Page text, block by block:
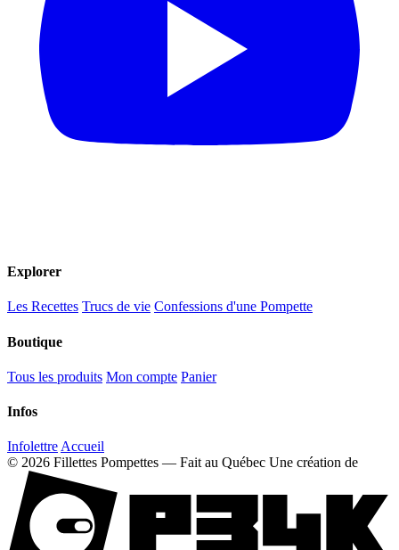
Explorer
Les Recettes Trucs de vie Confessions d'une Pompette
Boutique
Tous les produits Mon compte Panier
Infos
Infolettre Accueil
© 2026 Fillettes Pompettes — Fait au Québec Une création de